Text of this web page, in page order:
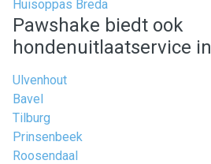
Huisoppas Breda
Pawshake biedt ook
hondenuitlaatservice in
Ulvenhout
Bavel
Tilburg
Prinsenbeek
Roosendaal